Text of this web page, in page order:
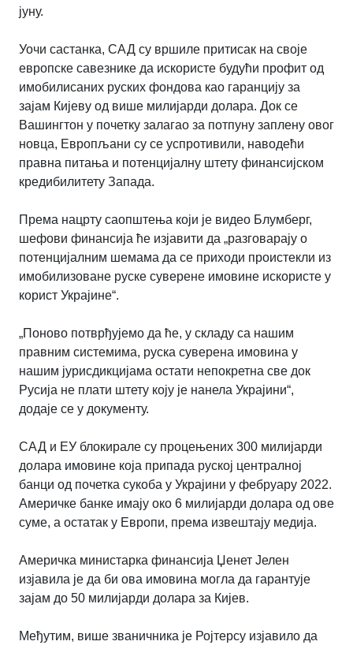
јуну.
Уочи састанка, САД су вршиле притисак на своје
европске савезнике да искористе будући профит од
имобилисаних руских фондова као гаранцију за
зајам Кијеву од више милијарди долара. Док се
Вашингтон у почетку залагао за потпуну заплену овог
новца, Европљани су се успротивили, наводећи
правна питања и потенцијалну штету финансијском
кредибилитету Запада.
Према нацрту саопштења који је видео Блумберг,
шефови финансија ће изјавити да „разговарају о
потенцијалним шемама да се приходи проистекли из
имобилизоване руске суверене имовине искористе у
корист Украјине“.
„Поново потврђујемо да ће, у складу са нашим
правним системима, руска суверена имовина у
нашим јурисдикцијама остати непокретна све док
Русија не плати штету коју је нанела Украјини“,
додаје се у документу.
САД и ЕУ блокирале су процењених 300 милијарди
долара имовине која припада руској централној
банци од почетка сукоба у Украјини у фебруару 2022.
Америчке банке имају око 6 милијарди долара од ове
суме, а остатак у Европи, према извештају медија.
Америчка министарка финансија Џенет Јелен
изјавила је да би ова имовина могла да гарантује
зајам до 50 милијарди долара за Кијев.
Међутим, више званичника је Ројтерсу изјавило да